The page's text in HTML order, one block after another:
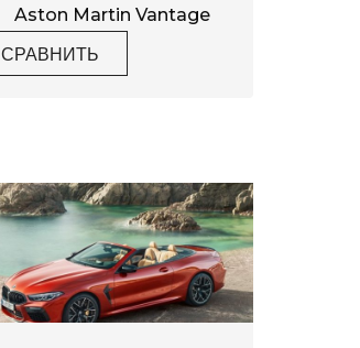
ц
е
к
0
Aston Martin Vantage
СРАВНИТЬ